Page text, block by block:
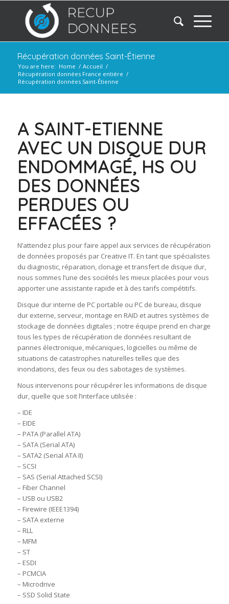
Récupération données Saint-Étienne
You are here: Home / Accueil /
Récupération données France entière /
Récupération données Saint-Étienne
A SAINT-ETIENNE
AVEC UN DISQUE DUR
ENDOMMAGÉ, HS OU
DES DONNÉES
PERDUES OU
EFFACÉES ?
N’attendez plus pour faire appel aux services de récupération
de données proposés par Creative IT. En tant que spécialistes
du diagnostic, réparation, clonage et transfert de disque dur,
nous sommes l’une des sociétés les mieux placées pour vous
apporter une assistante rapide et à des tarifs compétitifs.
Disque dur interne de PC portable ou PC de bureau, disque
dur externe, serveur, montage en RAID et autres systèmes de
stockage de données digitales ; notre équipe prend en charge
tous les types de récupération de données resultant de
pannes électronique, mécaniques, logicielles ou même de
situations de catastrophes naturelles telles que des
inondations, des feux ou des sabotages de systèmes.
Nous intervenons pour récupérer les informations de disque
dur, quelle que soit l’interface utilisée :
– IDE
– EIDE
– PATA (Parallel ATA)
– SATA (Serial ATA)
– SATA2 (Serial ATA II)
– SCSI
– SAS (Serial Attached SCSI)
– Fiber Channel
– USB ou USB2
– Firewire (IEEE1394)
– SATA externe
– RLL
– MFM
– ST
– ESDI
– PCMCIA
– Microdrive
– SSD Solid State